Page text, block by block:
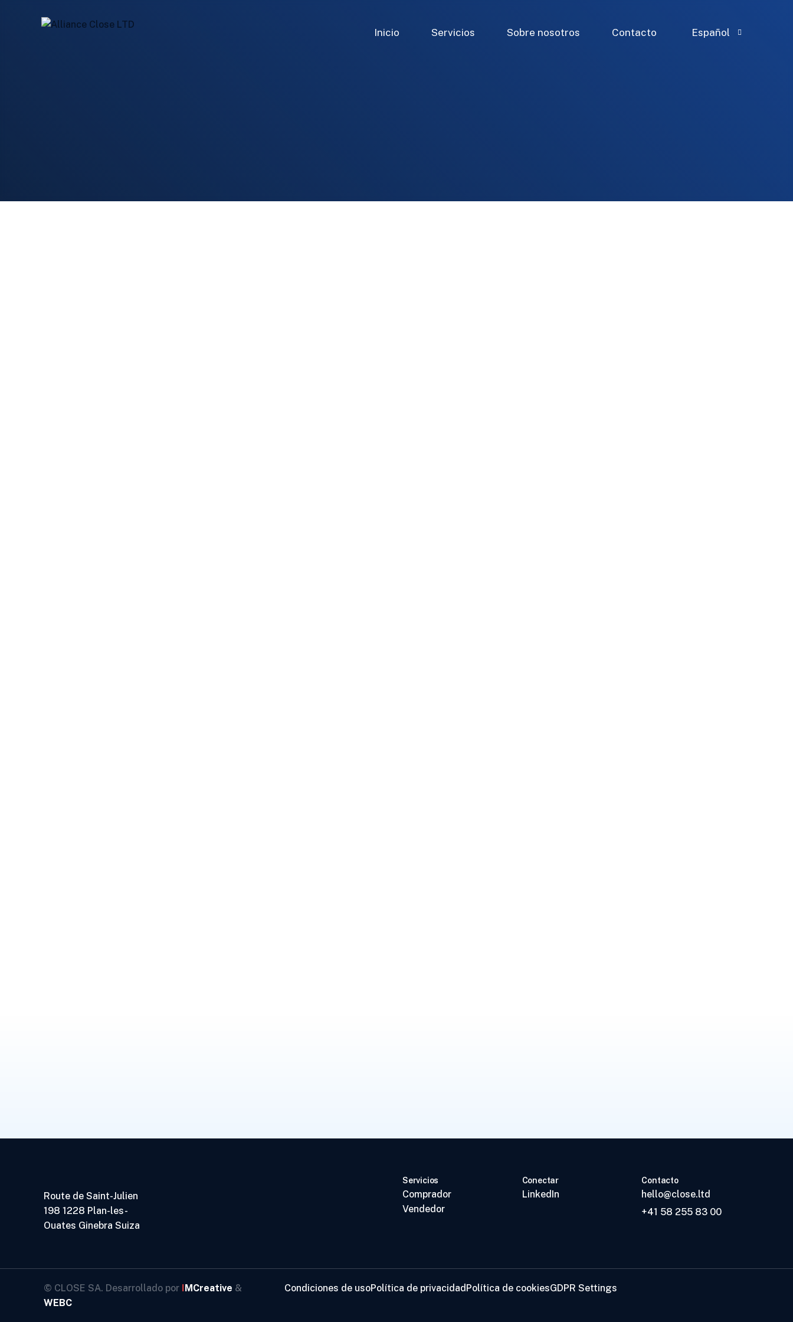
Inicio Servicios Sobre nosotros Contacto Español
Route de Saint-Julien
198 1228 Plan-les-
Ouates Ginebra Suiza
Servicios
Comprador
Vendedor
Conectar
LinkedIn
Contacto
hello@close.ltd
+41 58 255 83 00
© CLOSE SA. Desarrollado por IMCreative &
WEBC
Condiciones de usoPolítica de privacidadPolítica de cookiesGDPR Settings